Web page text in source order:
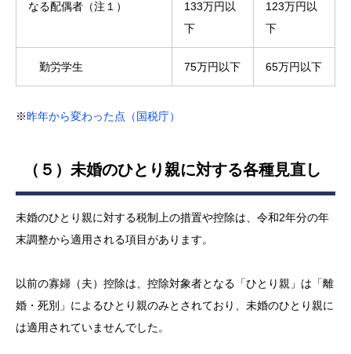
なる配偶者（注１）
133万円以
下
123万円以
下
勤労学生 75万円以下 65万円以下
※昨年から変わった点（国税庁）
（５）未婚のひとり親に対する各種見直し
未婚のひとり親に対する税制上の措置や控除は、令和2年分の年
末調整から適用される項目があります。
以前の寡婦（夫）控除は、控除対象者となる「ひとり親」は「離
婚・死別」によるひとり親のみとされており、未婚のひとり親に
は適用されていませんでした。